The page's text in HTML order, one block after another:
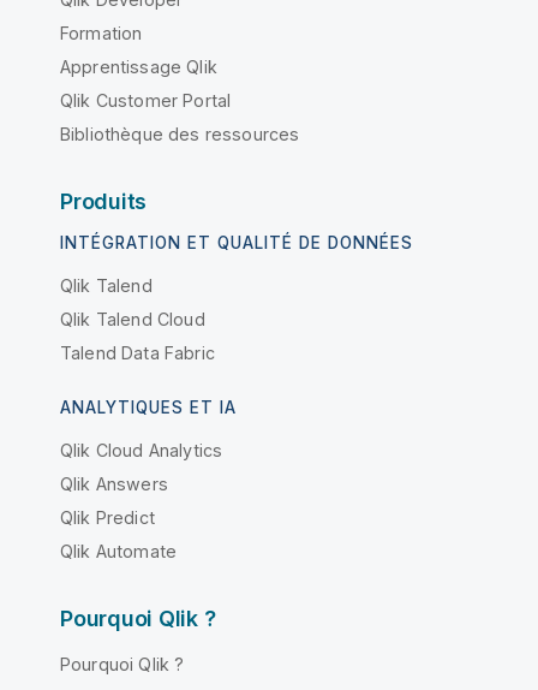
Formation
Apprentissage Qlik
Qlik Customer Portal
Bibliothèque des ressources
Produits
INTÉGRATION ET QUALITÉ DE DONNÉES
Qlik Talend
Qlik Talend Cloud
Talend Data Fabric
ANALYTIQUES ET IA
Qlik Cloud Analytics
Qlik Answers
Qlik Predict
Qlik Automate
Pourquoi Qlik ?
Pourquoi Qlik ?